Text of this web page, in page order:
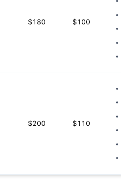
$180 $100
$200 $110